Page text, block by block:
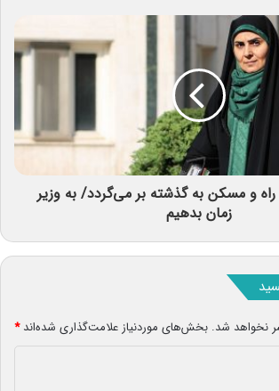
و مسکن به گذشته بر می‌گردد/ به وزیر
زمان بدهیم
نخواهد شد. بخش‌های موردنیاز علامت‌گذاری شده‌اند*